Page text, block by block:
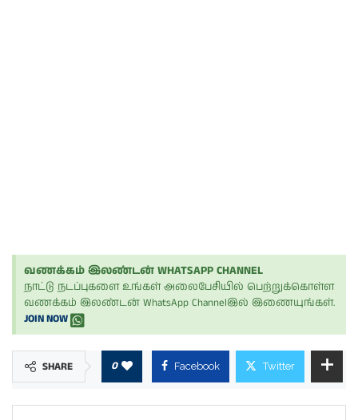
வணக்கம் இலண்டன் WHATSAPP CHANNEL
நாட்டு நடப்புகளை உங்கள் அலைபேசியில் பெற்றுக்கொள்ள
வணக்கம் இலண்டன் WhatsApp Channelஇல் இணையுங்கள்.
JOIN NOW
SHARE 0 Facebook Twitter